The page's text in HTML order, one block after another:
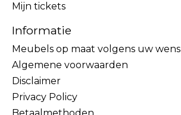
Mijn tickets
Informatie
Meubels op maat volgens uw wens
Algemene voorwaarden
Disclaimer
Privacy Policy
Betaalmethoden